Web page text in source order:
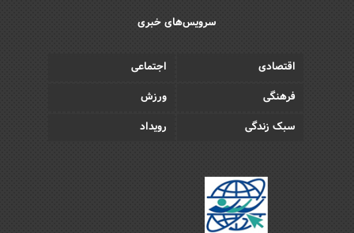
سرویس‌های خبری
اقتصادی
اجتماعی
فرهنگی
ورزش
سبک زندگی
رویداد